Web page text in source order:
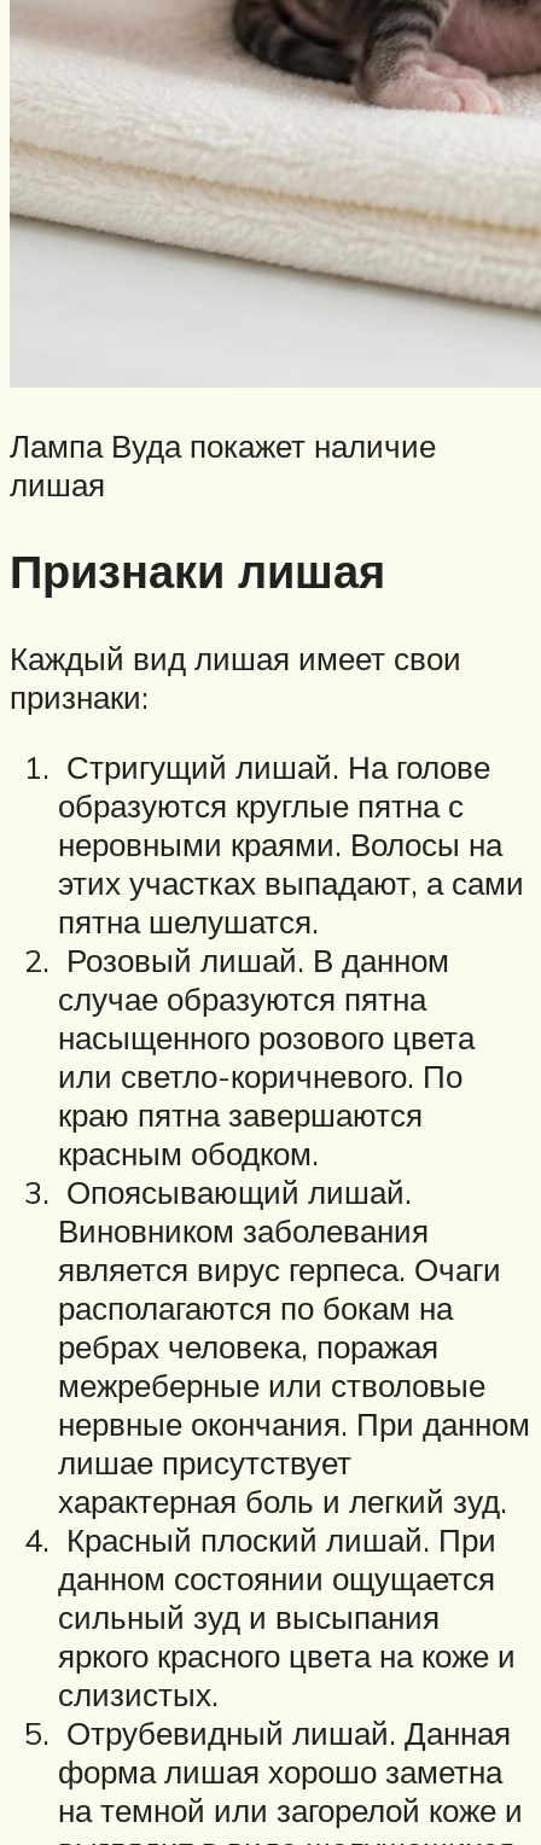
Лампа Вуда покажет наличие
лишая
Признаки лишая
Каждый вид лишая имеет свои
признаки:
Стригущий лишай. На голове
образуются круглые пятна с
неровными краями. Волосы на
этих участках выпадают, а сами
пятна шелушатся.
Розовый лишай. В данном
случае образуются пятна
насыщенного розового цвета
или светло-коричневого. По
краю пятна завершаются
красным ободком.
Опоясывающий лишай.
Виновником заболевания
является вирус герпеса. Очаги
располагаются по бокам на
ребрах человека, поражая
межреберные или стволовые
нервные окончания. При данном
лишае присутствует
характерная боль и легкий зуд.
Красный плоский лишай. При
данном состоянии ощущается
сильный зуд и высыпания
яркого красного цвета на коже и
слизистых.
Отрубевидный лишай. Данная
форма лишая хорошо заметна
на темной или загорелой коже и